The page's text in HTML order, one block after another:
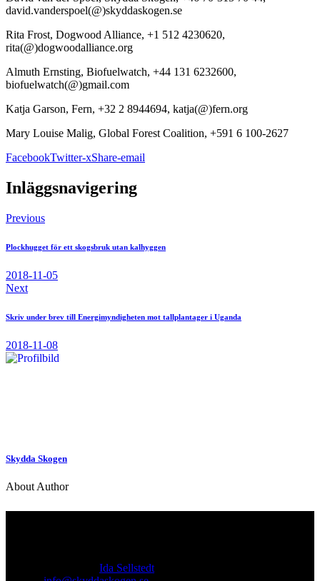
david.vanderspoel(@)skyddaskogen.se
Rita Frost, Dogwood Alliance, +1 512 4230620,
rita(@)dogwoodalliance.org
Almuth Ernsting, Biofuelwatch, +44 131 6232600,
biofuelwatch(@)gmail.com
Katja Garson, Fern, +32 2 8944694, katja(@)fern.org
Mary Louise Malig, Global Forest Coalition, +591 6 100-2627
FacebookTwitter-xShare-email
Inläggsnavigering
Previous
Plockhugget för ett skogsbruk utan kalhyggen
2018-11-05
Next
Skriv under brev till Energimyndigheten mot tallplantager i Uganda
2018-11-08
Skydda Skogen
About Author
Ida Sellstedt